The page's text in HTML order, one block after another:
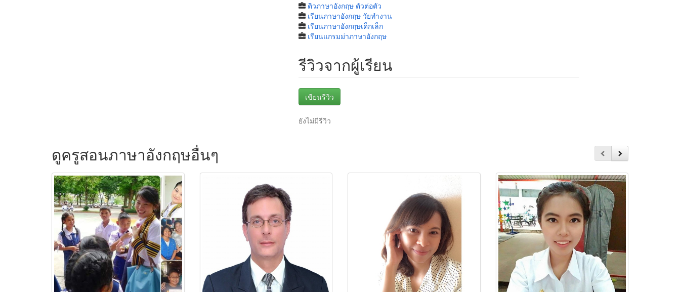
ติวภาษาอังกฤษ ตัวต่อตัว
เรียนภาษาอังกฤษ วัยทํางาน
เรียนภาษาอังกฤษเด็กเล็ก
เรียนแกรมม่าภาษาอังกฤษ
รีวิวจากผู้เรียน
เขียนรีวิว
ยังไม่มีรีวิว
ดูครูสอนภาษาอังกฤษอื่นๆ